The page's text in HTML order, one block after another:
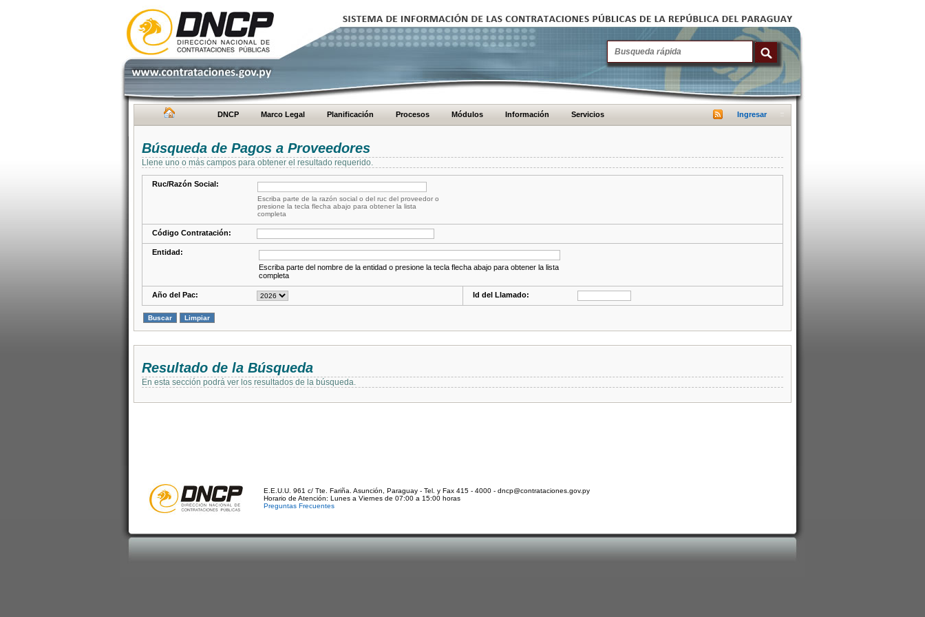
DNCP Marco Legal Planificación Procesos Módulos Información Servicios Ingresar
Búsqueda de Pagos a Proveedores
Llene uno o más campos para obtener el resultado requerido.
Ruc/Razón Social:
Escriba parte de la razón social o del ruc del proveedor o
presione la tecla flecha abajo para obtener la lista
completa
Código Contratación:
Entidad:
Escriba parte del nombre de la entidad o presione la tecla flecha abajo para obtener la lista
completa
Año del Pac: Id del Llamado:
Resultado de la Búsqueda
En esta sección podrá ver los resultados de la búsqueda.
E.E.U.U. 961 c/ Tte. Fariña. Asunción, Paraguay - Tel. y Fax 415 - 4000 - dncp@contrataciones.gov.py
Horario de Atención: Lunes a Viernes de 07:00 a 15:00 horas
Preguntas Frecuentes